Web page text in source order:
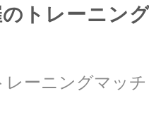
トレーニン
レーニングマッチ